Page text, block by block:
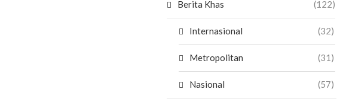
Berita Khas (122)
Internasional (32)
Metropolitan (31)
Nasional (57)